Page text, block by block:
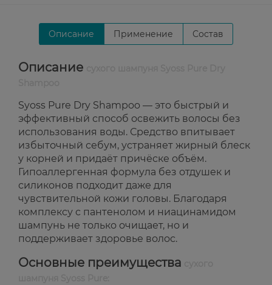
Описание Применение Состав
Описание
Syoss Pure Dry Shampoo — это быстрый и
эффективный способ освежить волосы без
использования воды. Средство впитывает
избыточный себум, устраняет жирный блеск
у корней и придаёт причёске объём.
Гипоаллергенная формула без отдушек и
силиконов подходит даже для
чувствительной кожи головы. Благодаря
комплексу с пантенолом и ниацинамидом
шампунь не только очищает, но и
поддерживает здоровье волос.
Основные преимущества